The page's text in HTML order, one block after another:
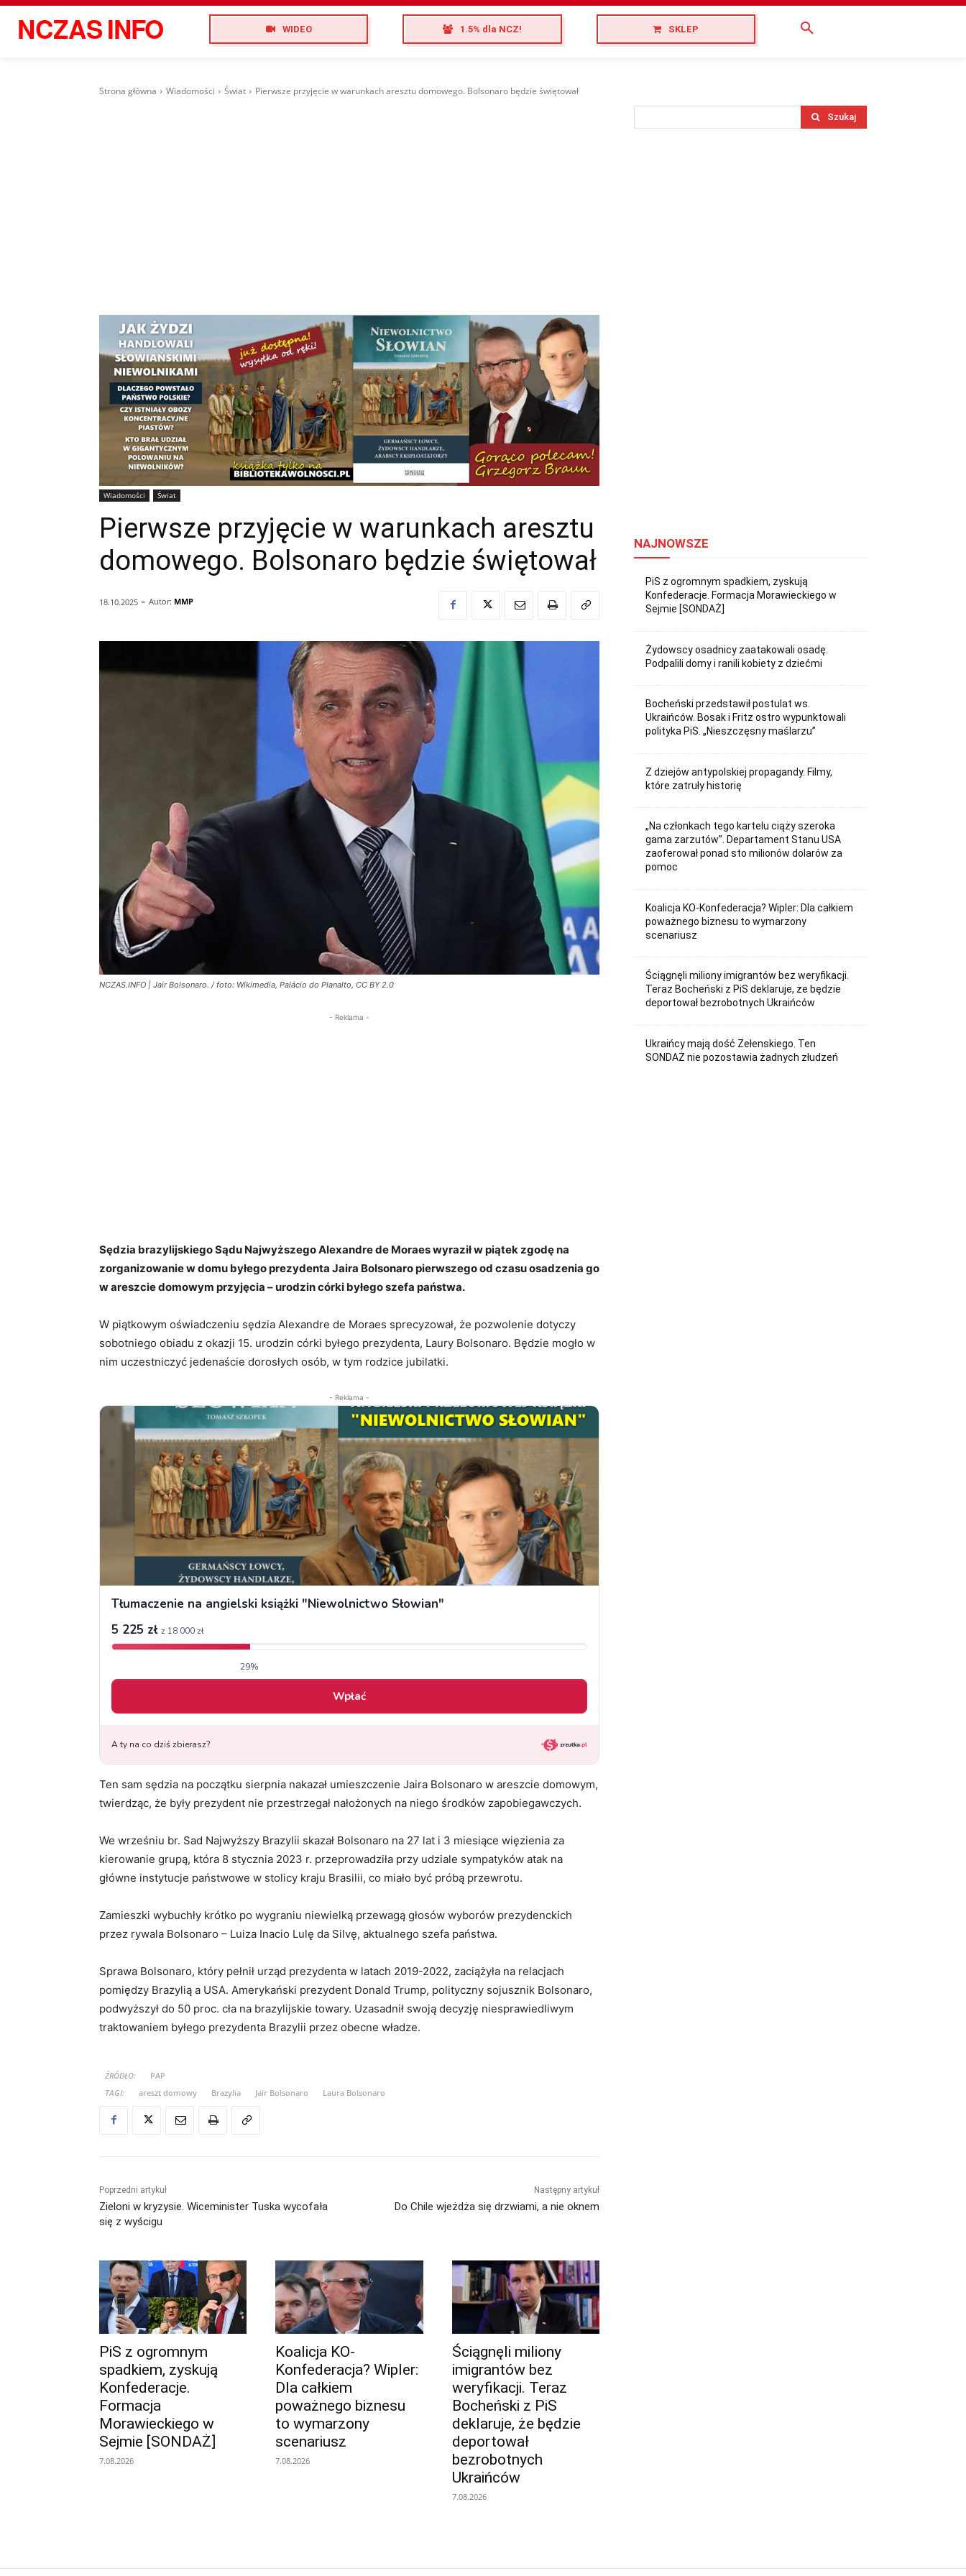
NCZASINFO WIDEO 1.5% dla NCZ! SKLEP
Strona główna Wiadomości Świat Pierwsze przyjęcie w warunkach aresztu domowego. Bolsonaro będzie świętował
Wiadomości Świat
Pierwsze przyjęcie w warunkach aresztu
domowego. Bolsonaro będzie świętował
18.10.2025 - Autor: MMP
NCZAS.INFO | Jair Bolsonaro. / foto: Wikimedia, Palácio do Planalto, CC BY 2.0
- Reklama -
Sędzia brazylijskiego Sądu Najwyższego Alexandre de Moraes wyraził w piątek zgodę na
zorganizowanie w domu byłego prezydenta Jaira Bolsonaro pierwszego od czasu osadzenia go
w areszcie domowym przyjęcia – urodzin córki byłego szefa państwa.
W piątkowym oświadczeniu sędzia Alexandre de Moraes sprecyzował, że pozwolenie dotyczy
sobotniego obiadu z okazji 15. urodzin córki byłego prezydenta, Laury Bolsonaro. Będzie mogło w
nim uczestniczyć jedenaście dorosłych osób, w tym rodzice jubilatki.
- Reklama -
Ten sam sędzia na początku sierpnia nakazał umieszczenie Jaira Bolsonaro w areszcie domowym,
twierdząc, że były prezydent nie przestrzegał nałożonych na niego środków zapobiegawczych.
We wrześniu br. Sad Najwyższy Brazylii skazał Bolsonaro na 27 lat i 3 miesiące więzienia za
kierowanie grupą, która 8 stycznia 2023 r. przeprowadziła przy udziale sympatyków atak na
główne instytucje państwowe w stolicy kraju Brasilii, co miało być próbą przewrotu.
Zamieszki wybuchły krótko po wygraniu niewielką przewagą głosów wyborów prezydenckich
przez rywala Bolsonaro – Luiza Inacio Lulę da Silvę, aktualnego szefa państwa.
Sprawa Bolsonaro, który pełnił urząd prezydenta w latach 2019-2022, zaciążyła na relacjach
pomiędzy Brazylią a USA. Amerykański prezydent Donald Trump, polityczny sojusznik Bolsonaro,
podwyższył do 50 proc. cła na brazylijskie towary. Uzasadnił swoją decyzję niesprawiedliwym
traktowaniem byłego prezydenta Brazylii przez obecne władze.
ŹRÓDŁO:
PAP
TAGI:
areszt domowy Brazylia Jair Bolsonaro Laura Bolsonaro
Poprzedni artykuł
Zieloni w kryzysie. Wiceminister Tuska wycofała
się z wyścigu
Następny artykuł
Do Chile wjeżdża się drzwiami, a nie oknem
PiS z ogromnym
spadkiem, zyskują
Konfederacje.
Formacja
Morawieckiego w
Sejmie [SONDAŻ]
7.08.2026
Koalicja KO-
Konfederacja? Wipler:
Dla całkiem
poważnego biznesu
to wymarzony
scenariusz
7.08.2026
Ściągnęli miliony
imigrantów bez
weryfikacji. Teraz
Bocheński z PiS
deklaruje, że będzie
deportował
bezrobotnych
Ukraińców
7.08.2026
Szukaj
NAJNOWSZE
PiS z ogromnym spadkiem, zyskują
Konfederacje. Formacja Morawieckiego w
Sejmie [SONDAŻ]
Żydowscy osadnicy zaatakowali osadę.
Podpalili domy i ranili kobiety z dziećmi
Bocheński przedstawił postulat ws.
Ukraińców. Bosak i Fritz ostro wypunktowali
polityka PiS. „Nieszczęsny maślarzu”
Z dziejów antypolskiej propagandy. Filmy,
które zatruły historię
„Na członkach tego kartelu ciąży szeroka
gama zarzutów”. Departament Stanu USA
zaoferował ponad sto milionów dolarów za
pomoc
Koalicja KO-Konfederacja? Wipler: Dla całkiem
poważnego biznesu to wymarzony
scenariusz
Ściągnęli miliony imigrantów bez weryfikacji.
Teraz Bocheński z PiS deklaruje, że będzie
deportował bezrobotnych Ukraińców
Ukraińcy mają dość Zełenskiego. Ten
SONDAŻ nie pozostawia żadnych złudzeń